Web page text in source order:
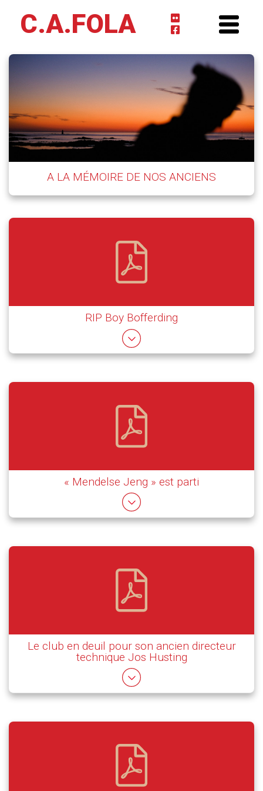
C.A.FOLA
A LA MÉMOIRE DE NOS ANCIENS
RIP Boy Bofferding
« Mendelse Jeng » est parti
Le club en deuil pour son ancien directeur
technique Jos Husting